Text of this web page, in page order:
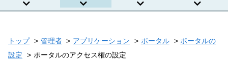
トップ 管理者 アプリケーション ポータル
ポータルの
設定
ポータルのアクセス権の設定